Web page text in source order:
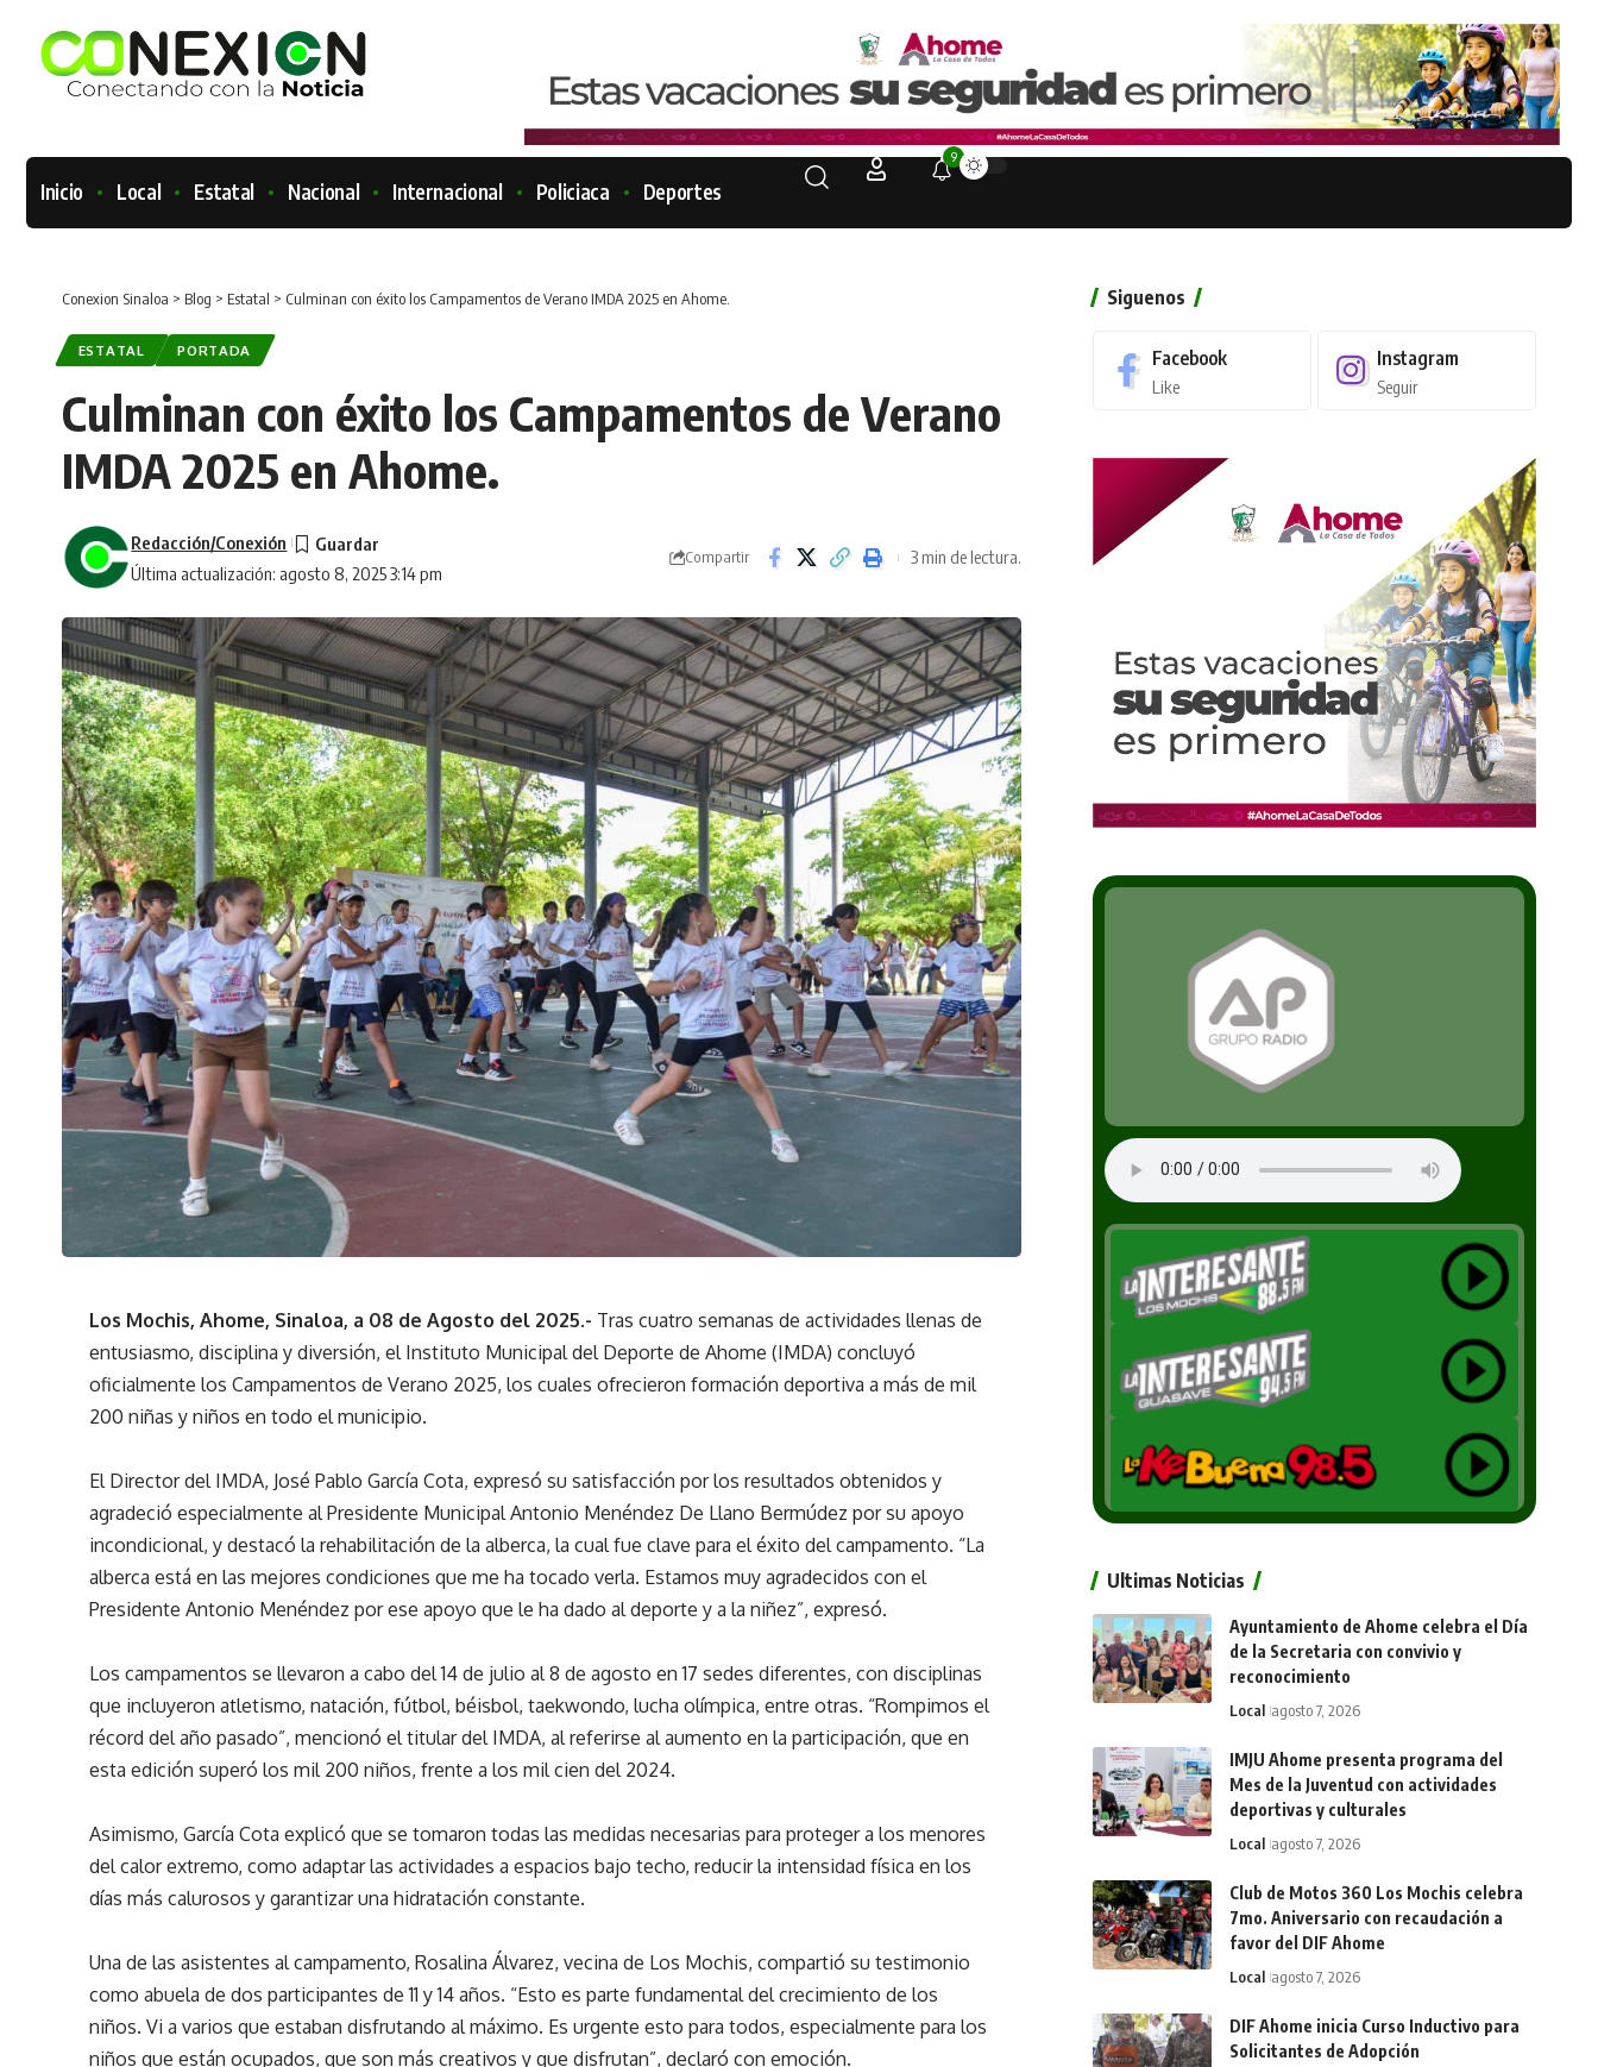
Inicio Local Estatal Nacional Internacional Policiaca Deportes
9
Conexion Sinaloa > Blog > Estatal > Culminan con éxito los Campamentos de Verano IMDA 2025 en Ahome.
ESTATAL PORTADA
Culminan con éxito los Campamentos de Verano
IMDA 2025 en Ahome.
Última actualización: agosto 8, 2025 3:14 pm
Redacción/Conexión
Compartir 3 min de lectura.
Los Mochis, Ahome, Sinaloa, a 08 de Agosto del 2025.- Tras cuatro semanas de actividades llenas de
entusiasmo, disciplina y diversión, el Instituto Municipal del Deporte de Ahome (IMDA) concluyó
oficialmente los Campamentos de Verano 2025, los cuales ofrecieron formación deportiva a más de mil
200 niñas y niños en todo el municipio.
El Director del IMDA, José Pablo García Cota, expresó su satisfacción por los resultados obtenidos y
agradeció especialmente al Presidente Municipal Antonio Menéndez De Llano Bermúdez por su apoyo
incondicional, y destacó la rehabilitación de la alberca, la cual fue clave para el éxito del campamento. “La
alberca está en las mejores condiciones que me ha tocado verla. Estamos muy agradecidos con el
Presidente Antonio Menéndez por ese apoyo que le ha dado al deporte y a la niñez”, expresó.
Los campamentos se llevaron a cabo del 14 de julio al 8 de agosto en 17 sedes diferentes, con disciplinas
que incluyeron atletismo, natación, fútbol, béisbol, taekwondo, lucha olímpica, entre otras. “Rompimos el
récord del año pasado”, mencionó el titular del IMDA, al referirse al aumento en la participación, que en
esta edición superó los mil 200 niños, frente a los mil cien del 2024.
Asimismo, García Cota explicó que se tomaron todas las medidas necesarias para proteger a los menores
del calor extremo, como adaptar las actividades a espacios bajo techo, reducir la intensidad física en los
días más calurosos y garantizar una hidratación constante.
Una de las asistentes al campamento, Rosalina Álvarez, vecina de Los Mochis, compartió su testimonio
como abuela de dos participantes de 11 y 14 años. “Esto es parte fundamental del crecimiento de los
niños. Vi a varios que estaban disfrutando al máximo. Es urgente esto para todos, especialmente para los
niños que están ocupados, que son más creativos y que disfrutan”, declaró con emoción.
Siguenos
Facebook
Like
Instagram
Seguir
Ultimas Noticias
Ayuntamiento de Ahome celebra el Día
de la Secretaria con convivio y
reconocimiento
Local agosto 7, 2026
IMJU Ahome presenta programa del
Mes de la Juventud con actividades
deportivas y culturales
Local agosto 7, 2026
Club de Motos 360 Los Mochis celebra
7mo. Aniversario con recaudación a
favor del DIF Ahome
Local agosto 7, 2026
DIF Ahome inicia Curso Inductivo para
Solicitantes de Adopción